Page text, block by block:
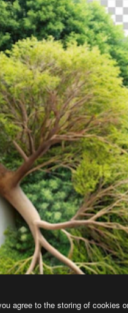
うと、あなた独自の画像を作成でき
agree to the storing of cookies